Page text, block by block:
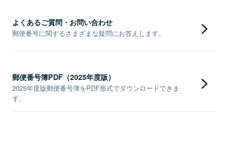
よくあるご質問・お問い合わせ
郵便番号に関するさまざまな疑問にお答えします。
郵便番号簿PDF（2025年度版）
2025年度版郵便番号簿をPDF形式でダウンロードできま
す。